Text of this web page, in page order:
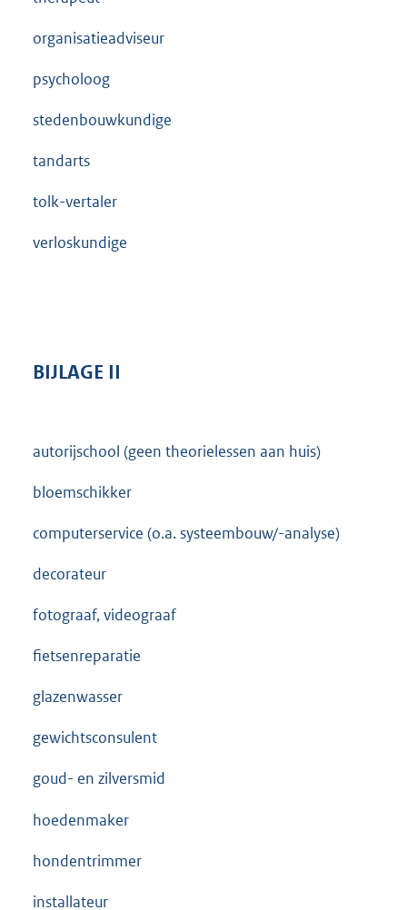
organisatieadviseur
psycholoog
stedenbouwkundige
tandarts
tolk-vertaler
verloskundige
BIJLAGE II
autorijschool (geen theorielessen aan huis)
bloemschikker
computerservice (o.a. systeembouw/-analyse)
decorateur
fotograaf, videograaf
fietsenreparatie
glazenwasser
gewichtsconsulent
goud- en zilversmid
hoedenmaker
hondentrimmer
installateur